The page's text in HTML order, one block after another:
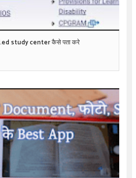
study center कैसे पता करे